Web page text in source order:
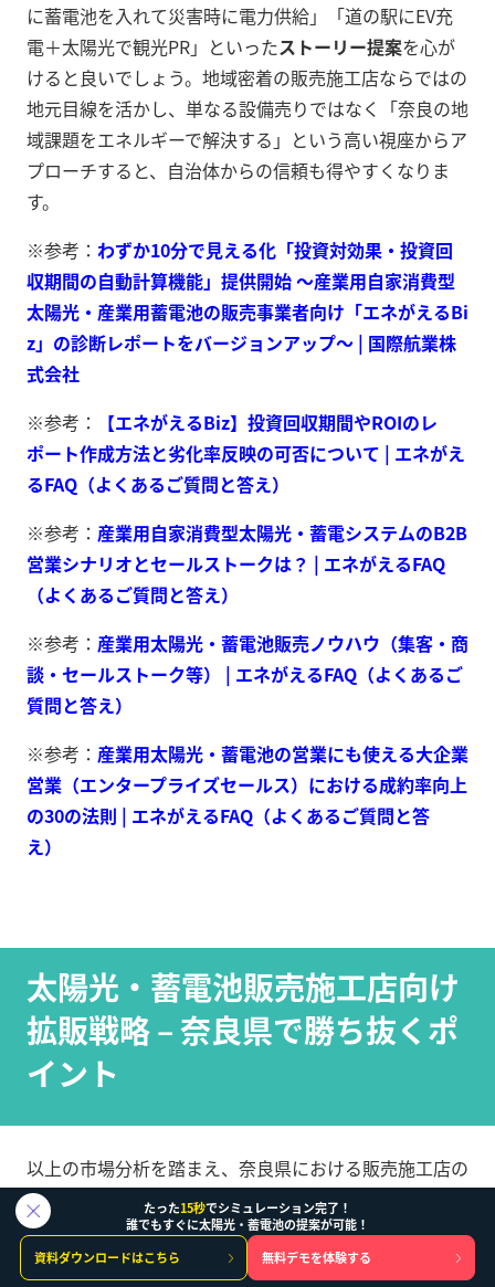
に蓄電池を入れて災害時に電力供給」「道の駅にEV充
電＋太陽光で観光PR」といったストーリー提案を心が
けると良いでしょう。地域密着の販売施工店ならではの
地元目線を活かし、単なる設備売りではなく「奈良の地
域課題をエネルギーで解決する」という高い視座からア
プローチすると、自治体からの信頼も得やすくなりま
す。
※参考： わずか10分で見える化「投資対効果・投資回
収期間の自動計算機能」提供開始 ～産業用自家消費型
太陽光・産業用蓄電池の販売事業者向け「エネがえるBi
z」の診断レポートをバージョンアップ～ | 国際航業株
式会社
※参考：
【エネがえるBiz】投資回収期間やROIのレ
ポート作成方法と劣化率反映の可否について | エネがえ
るFAQ（よくあるご質問と答え）
※参考： 産業用自家消費型太陽光・蓄電システムのB2B
営業シナリオとセールストークは？ | エネがえるFAQ
（よくあるご質問と答え）
※参考： 産業用太陽光・蓄電池販売ノウハウ（集客・商
談・セールストーク等） | エネがえるFAQ（よくあるご
質問と答え）
※参考： 産業用太陽光・蓄電池の営業にも使える大企業
営業（エンタープライズセールス）における成約率向上
の30の法則 | エネがえるFAQ（よくあるご質問と答
え）
太陽光・蓄電池販売施工店向け
拡販戦略 – 奈良県で勝ち抜くポ
イント
以上の市場分析を踏まえ、奈良県における販売施工店の
ための
経営・営業戦略の要点 を整理します。
1. データドリブンな提案営業:奈良の顧客は慎重派が多
く、「本当に効果があるのか？」という疑問を常に抱え
たった15秒でシミュレーション完了！
誰でもすぐに太陽光・蓄電池の提案が可能！
資料ダウンロードはこちら
無料デモを体験する